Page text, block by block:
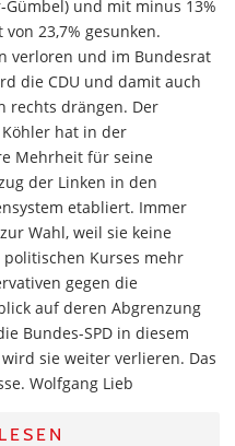
und mit minus 13%
23,7% gesunken.
verloren und im Bundesrat
die CDU und damit auch
rechts drängen. Der
hat in der
Mehrheit für seine
der Linken in den
etabliert. Immer
Wahl, weil sie keine
Kurses mehr
gegen die
auf deren Abgrenzung
Bundes-SPD in diesem
sie weiter verlieren. Das
Wolfgang Lieb